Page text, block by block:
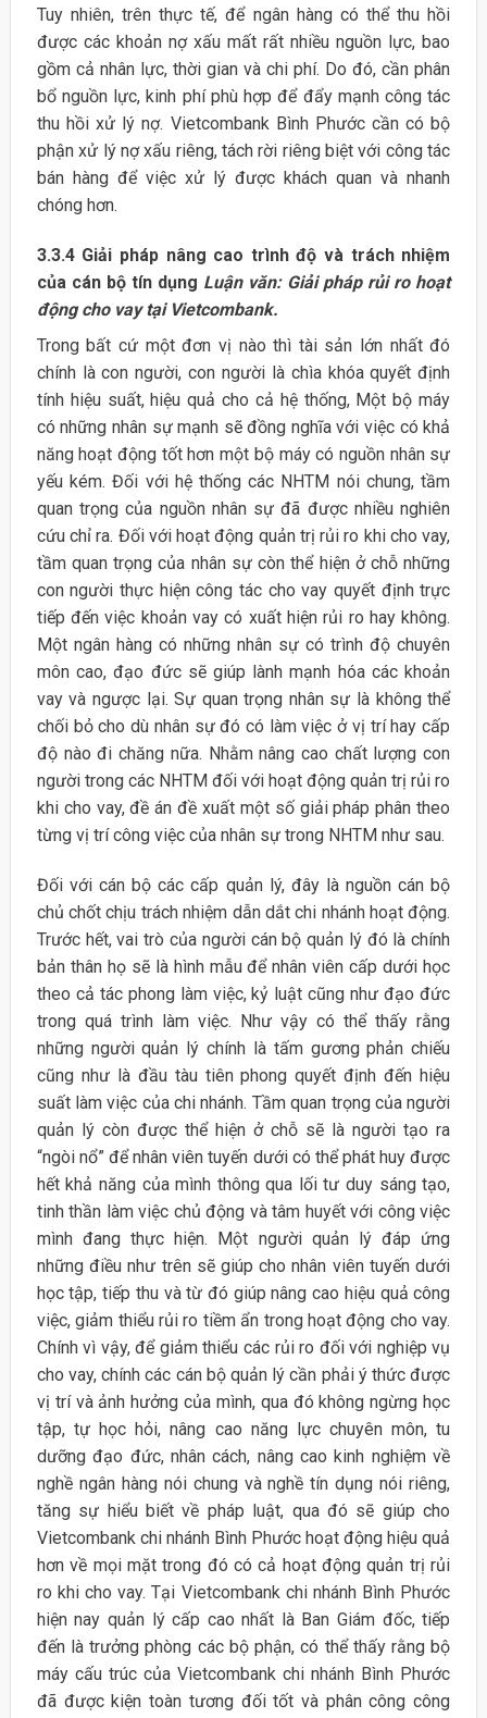
Tuy nhiên, trên thực tế, để ngân hàng có thể thu hồi
được các khoản nợ xấu mất rất nhiều nguồn lực, bao
gồm cả nhân lực, thời gian và chi phí. Do đó, cần phân
bổ nguồn lực, kinh phí phù hợp để đẩy mạnh công tác
thu hồi xử lý nợ. Vietcombank Bình Phước cần có bộ
phận xử lý nợ xấu riêng, tách rời riêng biệt với công tác
bán hàng để việc xử lý được khách quan và nhanh
chóng hơn.
3.3.4 Giải pháp nâng cao trình độ và trách nhiệm
của cán bộ tín dụng Luận văn: Giải pháp rủi ro hoạt
động cho vay tại Vietcombank.
Trong bất cứ một đơn vị nào thì tài sản lớn nhất đó
chính là con người, con người là chìa khóa quyết định
tính hiệu suất, hiệu quả cho cả hệ thống, Một bộ máy
có những nhân sự mạnh sẽ đồng nghĩa với việc có khả
năng hoạt động tốt hơn một bộ máy có nguồn nhân sự
yếu kém. Đối với hệ thống các NHTM nói chung, tầm
quan trọng của nguồn nhân sự đã được nhiều nghiên
cứu chỉ ra. Đối với hoạt động quản trị rủi ro khi cho vay,
tầm quan trọng của nhân sự còn thể hiện ở chỗ những
con người thực hiện công tác cho vay quyết định trực
tiếp đến việc khoản vay có xuất hiện rủi ro hay không.
Một ngân hàng có những nhân sự có trình độ chuyên
môn cao, đạo đức sẽ giúp lành mạnh hóa các khoản
vay và ngược lại. Sự quan trọng nhân sự là không thể
chối bỏ cho dù nhân sự đó có làm việc ở vị trí hay cấp
độ nào đi chăng nữa. Nhằm nâng cao chất lượng con
người trong các NHTM đối với hoạt động quản trị rủi ro
khi cho vay, đề án đề xuất một số giải pháp phân theo
từng vị trí công việc của nhân sự trong NHTM như sau.
Đối với cán bộ các cấp quản lý, đây là nguồn cán bộ
chủ chốt chịu trách nhiệm dẫn dắt chi nhánh hoạt động.
Trước hết, vai trò của người cán bộ quản lý đó là chính
bản thân họ sẽ là hình mẫu để nhân viên cấp dưới học
theo cả tác phong làm việc, kỷ luật cũng như đạo đức
trong quá trình làm việc. Như vậy có thể thấy rằng
những người quản lý chính là tấm gương phản chiếu
cũng như là đầu tàu tiên phong quyết định đến hiệu
suất làm việc của chi nhánh. Tầm quan trọng của người
quản lý còn được thể hiện ở chỗ sẽ là người tạo ra
“ngòi nổ” để nhân viên tuyến dưới có thể phát huy được
hết khả năng của mình thông qua lối tư duy sáng tạo,
tinh thần làm việc chủ động và tâm huyết với công việc
mình đang thực hiện. Một người quản lý đáp ứng
những điều như trên sẽ giúp cho nhân viên tuyến dưới
học tập, tiếp thu và từ đó giúp nâng cao hiệu quả công
việc, giảm thiểu rủi ro tiềm ẩn trong hoạt động cho vay.
Chính vì vậy, để giảm thiểu các rủi ro đối với nghiệp vụ
cho vay, chính các cán bộ quản lý cần phải ý thức được
vị trí và ảnh hưởng của mình, qua đó không ngừng học
tập, tự học hỏi, nâng cao năng lực chuyên môn, tu
dưỡng đạo đức, nhân cách, nâng cao kinh nghiệm về
nghề ngân hàng nói chung và nghề tín dụng nói riêng,
tăng sự hiểu biết về pháp luật, qua đó sẽ giúp cho
Vietcombank chi nhánh Bình Phước hoạt động hiệu quả
hơn về mọi mặt trong đó có cả hoạt động quản trị rủi
ro khi cho vay. Tại Vietcombank chi nhánh Bình Phước
hiện nay quản lý cấp cao nhất là Ban Giám đốc, tiếp
đến là trưởng phòng các bộ phận, có thể thấy rằng bộ
máy cấu trúc của Vietcombank chi nhánh Bình Phước
đã được kiện toàn tương đối tốt và phân công công